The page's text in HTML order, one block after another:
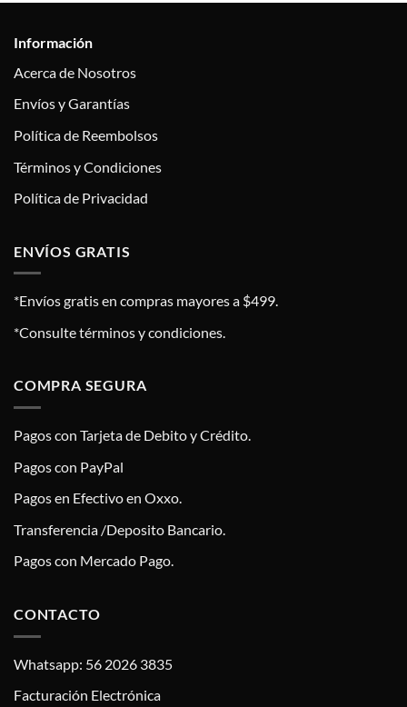
Información
Acerca de Nosotros
Envíos y Garantías
Política de Reembolsos
Términos y Condiciones
Política de Privacidad
ENVÍOS GRATIS
*Envíos gratis en compras mayores a $499.
*Consulte términos y condiciones.
COMPRA SEGURA
Pagos con Tarjeta de Debito y Crédito.
Pagos con PayPal
Pagos en Efectivo en Oxxo.
Transferencia /Deposito Bancario.
Pagos con Mercado Pago.
CONTACTO
Whatsapp: 56 2026 3835
Facturación Electrónica